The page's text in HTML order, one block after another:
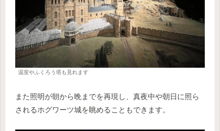
温室やふくろう塔も見れます
また照明が朝から晩までを再現し、真夜中や朝日に照ら
されるホグワーツ城を眺めることもできます。